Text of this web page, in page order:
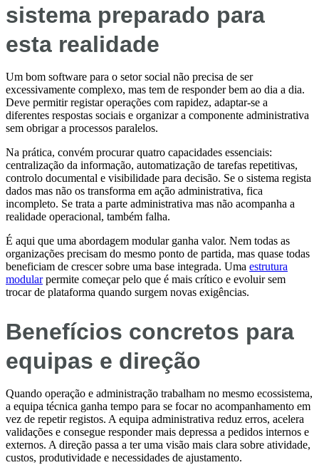
sistema preparado para
esta realidade
Um bom software para o setor social não precisa de ser
excessivamente complexo, mas tem de responder bem ao dia a dia.
Deve permitir registar operações com rapidez, adaptar-se a
diferentes respostas sociais e organizar a componente administrativa
sem obrigar a processos paralelos.
Na prática, convém procurar quatro capacidades essenciais:
centralização da informação, automatização de tarefas repetitivas,
controlo documental e visibilidade para decisão. Se o sistema regista
dados mas não os transforma em ação administrativa, fica
incompleto. Se trata a parte administrativa mas não acompanha a
realidade operacional, também falha.
É aqui que uma abordagem modular ganha valor. Nem todas as
organizações precisam do mesmo ponto de partida, mas quase todas
beneficiam de crescer sobre uma base integrada. Uma estrutura
modularpermite começar pelo que é mais crítico e evoluir sem
trocar de plataforma quando surgem novas exigências.
Benefícios concretos para
equipas e direção
Quando operação e administração trabalham no mesmo ecossistema,
a equipa técnica ganha tempo para se focar no acompanhamento em
vez de repetir registos. A equipa administrativa reduz erros, acelera
validações e consegue responder mais depressa a pedidos internos e
externos. A direção passa a ter uma visão mais clara sobre atividade,
custos, produtividade e necessidades de ajustamento.